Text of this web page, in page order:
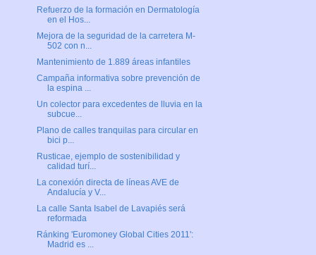
Refuerzo de la formación en Dermatología
en el Hos...
Mejora de la seguridad de la carretera M-
502 con n...
Mantenimiento de 1.889 áreas infantiles
Campaña informativa sobre prevención de
la espina ...
Un colector para excedentes de lluvia en la
subcue...
Plano de calles tranquilas para circular en
bici p...
Rusticae, ejemplo de sostenibilidad y
calidad turí...
La conexión directa de líneas AVE de
Andalucía y V...
La calle Santa Isabel de Lavapiés será
reformada
Ránking 'Euromoney Global Cities 2011':
Madrid es ...